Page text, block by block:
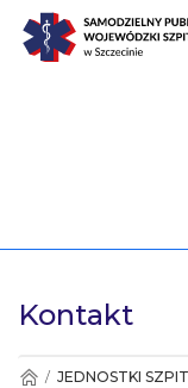
Kontakt
/ JEDNOSTKI